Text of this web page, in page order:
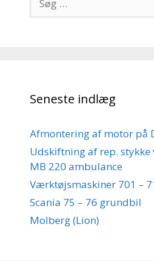
efter:
Seneste indlæg
Afmontering af motor på
Udskiftning af rep.
MB 220 ambulance
Værktøjsmaskiner 701 –
Scania 75 – 76 grundbil
Molberg (Lion)